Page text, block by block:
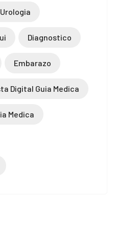
Diagnostico
Embarazo
Digital Guia Medica
Medica